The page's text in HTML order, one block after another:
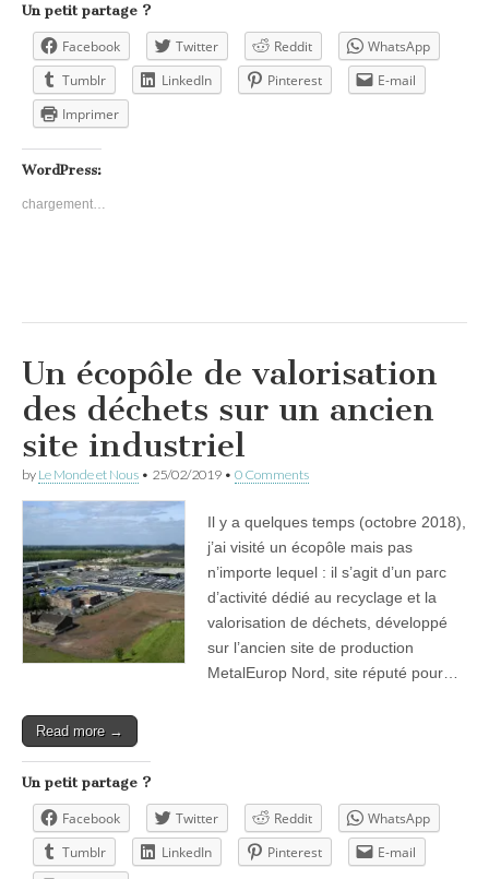
Un petit partage ?
Facebook Twitter Reddit
WhatsApp
Tumblr
LinkedIn Pinterest
E-mail
Imprimer
WordPress:
chargement…
Un écopôle de valorisation
des déchets sur un ancien
site industriel
by Le Monde et Nous • 25/02/2019 • 0 Comments
Il y a quelques temps (octobre 2018),
j’ai visité un écopôle mais pas
n’importe lequel : il s’agit d’un parc
d’activité dédié au recyclage et la
valorisation de déchets, développé
sur l’ancien site de production
MetalEurop Nord, site réputé pour…
Read more →
Un petit partage ?
Facebook Twitter Reddit
WhatsApp
Tumblr
LinkedIn Pinterest
E-mail